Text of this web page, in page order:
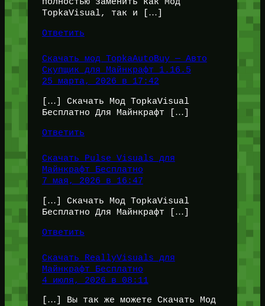
полностью заменить как Мод
TopkaVisual, так и […]
Ответить
Скачать мод TopkaAutoBuy — Авто
Скупщик для Майнкрафт 1.16.5
25 марта, 2026 в 17:42
[…] Скачать Мод TopkaVisual
Бесплатно Для Майнкрафт […]
Ответить
Скачать Pulse Visuals для
Майнкрафт Бесплатно
7 мая, 2026 в 16:47
[…] Скачать Мод TopkaVisual
Бесплатно Для Майнкрафт […]
Ответить
Скачать ReallyVisuals для
Майнкрафт Бесплатно
4 июля, 2026 в 08:11
[…] Вы так же можете Скачать Мод